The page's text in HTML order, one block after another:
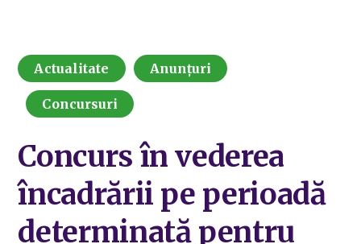
Actualitate Anunțuri
Concursuri
Concurs în vederea
încadrării pe perioadă
determinată pentru